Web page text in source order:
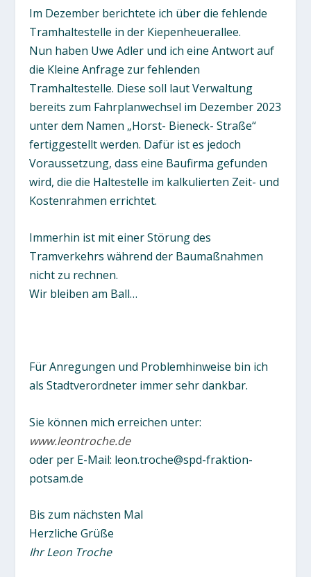
Im Dezember berichtete ich über die fehlende
Tramhaltestelle in der Kiepenheuerallee.
Nun haben Uwe Adler und ich eine Antwort auf
die Kleine Anfrage zur fehlenden
Tramhaltestelle. Diese soll laut Verwaltung
bereits zum Fahrplanwechsel im Dezember 2023
unter dem Namen „Horst- Bieneck- Straße“
fertiggestellt werden. Dafür ist es jedoch
Voraussetzung, dass eine Baufirma gefunden
wird, die die Haltestelle im kalkulierten Zeit- und
Kostenrahmen errichtet.
Immerhin ist mit einer Störung des
Tramverkehrs während der Baumaßnahmen
nicht zu rechnen.
Wir bleiben am Ball…
Für Anregungen und Problemhinweise bin ich
als Stadtverordneter immer sehr dankbar.
Sie können mich erreichen unter:
www.leontroche.de
oder per E-Mail: leon.troche@spd-fraktion-
potsam.de
Bis zum nächsten Mal
Herzliche Grüße
Ihr Leon Troche